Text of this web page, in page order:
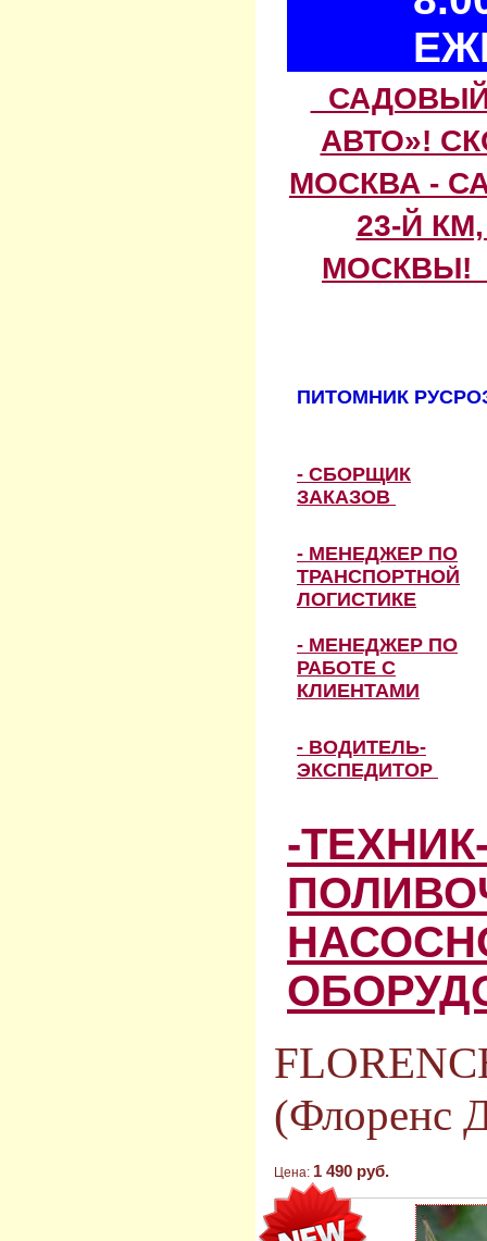
АВТО»!
МОСКВА -
23-Й
МОСКВЫ!
ПИТОМНИК
- СБОРЩИК
ЗАКАЗОВ
- МЕНЕДЖЕР ПО
ТРАНСПОРТНОЙ
ЛОГИСТИКЕ
- МЕНЕДЖЕР ПО
РАБОТЕ С
КЛИЕНТАМИ
- ВОДИТЕЛЬ-
ЭКСПЕДИТОР
-
(Флоренс
Цена: 1 490 руб.